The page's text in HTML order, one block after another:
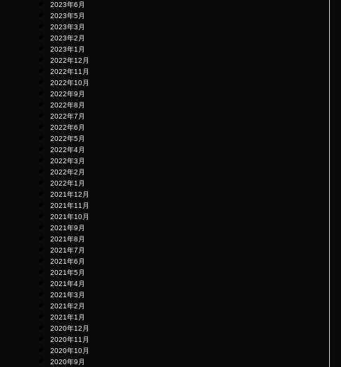
2023年6月
2023年5月
2023年3月
2023年2月
2023年1月
2022年12月
2022年11月
2022年10月
2022年9月
2022年8月
2022年7月
2022年6月
2022年5月
2022年4月
2022年3月
2022年2月
2022年1月
2021年12月
2021年11月
2021年10月
2021年9月
2021年8月
2021年7月
2021年6月
2021年5月
2021年4月
2021年3月
2021年2月
2021年1月
2020年12月
2020年11月
2020年10月
2020年9月